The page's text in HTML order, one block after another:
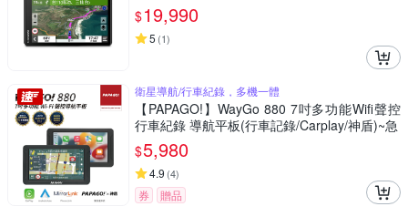
$19,990
5 (1)
衛星導航/行車紀錄，多機一體
【PAPAGO!】WayGo 880 7吋多功能Wifi聲控
行車紀錄 導航平板(行車記錄/Carplay/神盾)~急
$5,980
4.9 (4)
券
贈品